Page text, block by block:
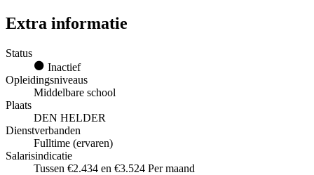
Extra informatie
Status
Inactief
Opleidingsniveaus
Middelbare school
Plaats
DEN HELDER
Dienstverbanden
Fulltime (ervaren)
Salarisindicatie
Tussen €2.434 en €3.524 Per maand